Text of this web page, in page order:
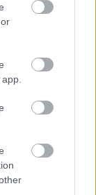
er mulig
Poelsom
med en
og
og
enorme
på deres